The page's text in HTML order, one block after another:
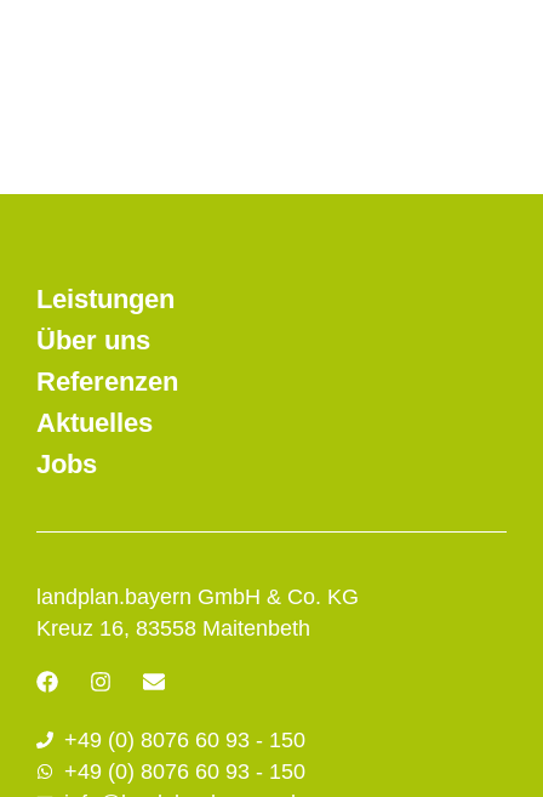
landplan.bayern GmbH & Co. KG
Kreuz 16, 83558 Maitenbeth
F
a
e
b
o
I
n
t
a
g
E
e
l
o
+49 (0) 8076 60 93 - 150
+49 (0) 8076 60 93 - 150
Leistungen
Über uns
Referenzen
Aktuelles
Jobs